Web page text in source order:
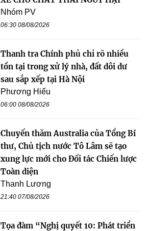
Nhóm PV
06:30 08/08/2026
Thanh tra Chính phủ chỉ rõ nhiều
tồn tại trong xử lý nhà, đất dôi dư
sau sắp xếp tại Hà Nội
Phương Hiếu
06:00 08/08/2026
Chuyến thăm Australia của Tổng Bí
thư, Chủ tịch nước Tô Lâm sẽ tạo
xung lực mới cho Đối tác Chiến lược
Toàn diện
Thanh Lương
21:40 07/08/2026
Tọa đàm “Nghị quyết 10: Phát triển